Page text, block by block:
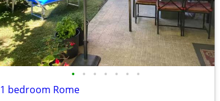
• • • • • • •
1 bedroom Rome